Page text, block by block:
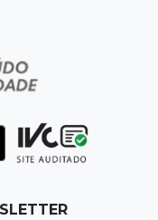
de carro e
2 a 0 e sobe